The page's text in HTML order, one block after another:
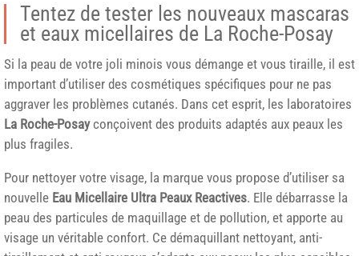
Tentez de tester les nouveaux mascaras
et eaux micellaires de La Roche-Posay
Si la peau de votre joli minois vous démange et vous tiraille, il est
important d’utiliser des cosmétiques spécifiques pour ne pas
aggraver les problèmes cutanés. Dans cet esprit, les laboratoires
La Roche-Posayconçoivent des produits adaptés aux peaux les
plus fragiles.
Pour nettoyer votre visage, la marque vous propose d’utiliser sa
nouvelle Eau Micellaire Ultra Peaux Reactives. Elle débarrasse la
peau des particules de maquillage et de pollution, et apporte au
visage un véritable confort. Ce démaquillant nettoyant, anti-